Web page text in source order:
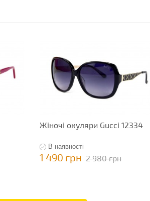
Жіночі окуляри Gucci 12334
В наявності
1 490 грн 2 980 грн